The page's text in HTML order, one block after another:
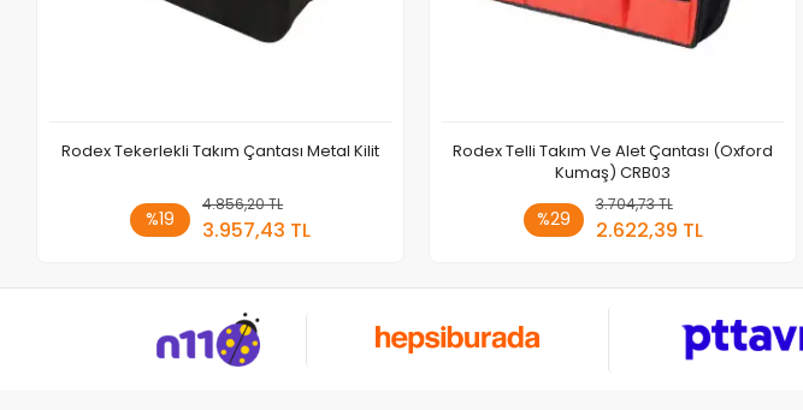
Rodex Tekerlekli Takım Çantası Metal Kilit
%19
4.856,20 TL
3.957,43 TL
Sepete Ekle
Rodex Telli Takım Ve Alet Çantası (Oxford
Kumaş) CRB03
%29
3.704,73 TL
2.622,39 TL
Sepete Ekle